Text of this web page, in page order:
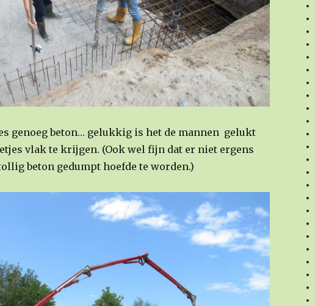
genoeg beton… gelukkig is het de mannen gelukt
vlak te krijgen. (Ook wel fijn dat er niet ergens
beton gedumpt hoefde te worden.)